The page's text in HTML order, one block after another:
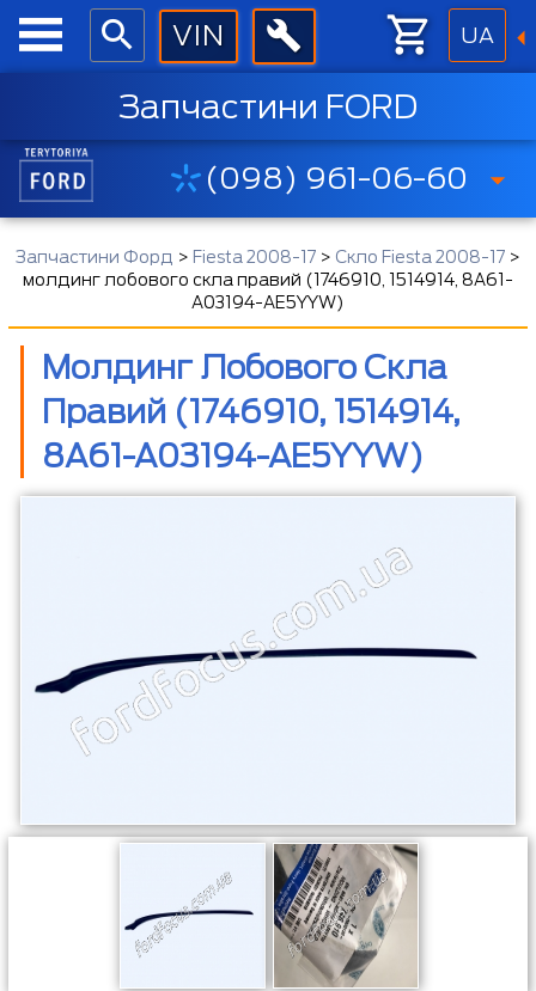
UA
Запчастини FORD
(098) 961-06-60
Запчастини Форд > Fiesta 2008-17> Скло Fiesta 2008-17>
молдинг лобового скла правий (1746910, 1514914, 8A61-
A03194-AE5YYW)
Молдинг Лобового Скла
Правий (1746910, 1514914,
8A61-A03194-AE5YYW)